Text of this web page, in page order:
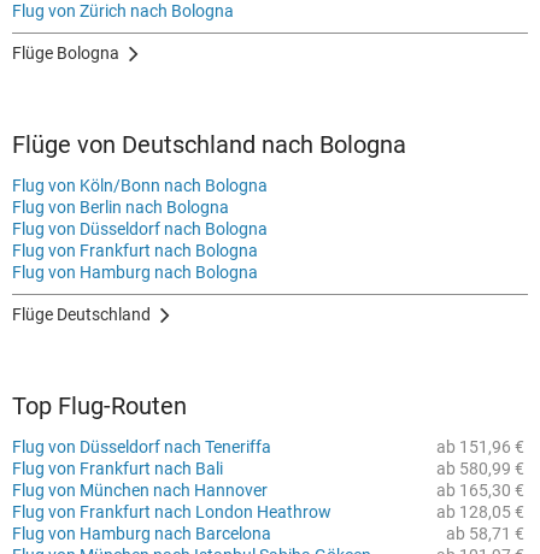
Flug von Zürich nach Bologna
Flüge Bologna
Flüge von Deutschland nach Bologna
Flug von Köln/Bonn nach Bologna
Flug von Berlin nach Bologna
Flug von Düsseldorf nach Bologna
Flug von Frankfurt nach Bologna
Flug von Hamburg nach Bologna
Flüge Deutschland
Top Flug-Routen
ab 151,96 €
Flug von Düsseldorf nach Teneriffa
ab 580,99 €
Flug von Frankfurt nach Bali
ab 165,30 €
Flug von München nach Hannover
ab 128,05 €
Flug von Frankfurt nach London Heathrow
ab 58,71 €
Flug von Hamburg nach Barcelona